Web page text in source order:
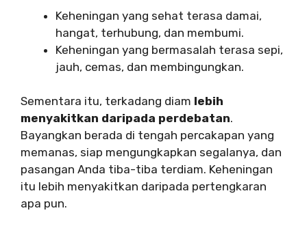
Keheningan yang sehat terasa damai,
hangat, terhubung, dan membumi.
Keheningan yang bermasalah terasa sepi,
jauh, cemas, dan membingungkan.
Sementara itu, terkadang diam lebih
menyakitkan daripada perdebatan.
Bayangkan berada di tengah percakapan yang
memanas, siap mengungkapkan segalanya, dan
pasangan Anda tiba-tiba terdiam. Keheningan
itu lebih menyakitkan daripada pertengkaran
apa pun.